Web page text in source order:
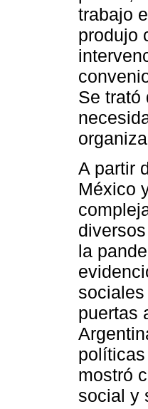
trabajo
produjo
Se trató
A partir
México
la
puertas
mostró
social y